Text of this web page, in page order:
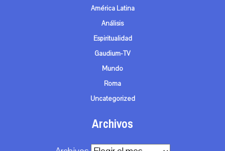
América Latina
Análisis
Espiritualidad
Gaudium-TV
Mundo
Roma
Uncategorized
Archivos